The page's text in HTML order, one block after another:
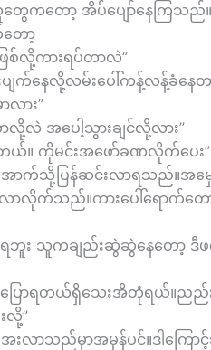
တွေကတော့ အိပ်ပျော်နေကြသ
ော့
ြစ်လို့ကားရပ်တာလဲ”
ပျက်နေလို့လမ်းပေါ်ကန့်လန့်ခံနေ
လား”
လို့လဲ အပေါ့သွားချင်လို့လား”
။ ကိုမင်းအဖော်ခဏလိုက်ပေး”
က်သို့ပြန်ဆင်းလာရသည်။အမှော
ာလိုက်သည်။ကားပေါ်ရောက်တ
ဘူး သူကချည်းဆွဲဆွဲနေတော့ ဒီ
ြောရတယ်ရှိသေးအိတုံရယ်။ညည်
လို့”
လာသည်မှာအမှန်ပင်။ဒါကြော